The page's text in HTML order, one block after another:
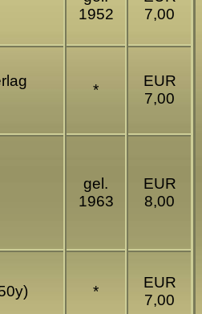
1952
7,00
*
EUR
7,00
gel.
1963
EUR
8,00
*
EUR
7,00